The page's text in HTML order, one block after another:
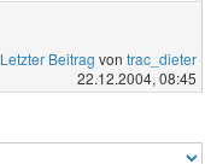
Letzter Beitrag von trac_dieter
22.12.2004, 08:45